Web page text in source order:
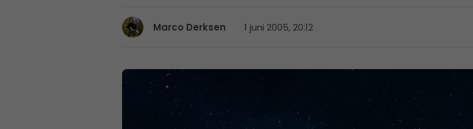
Marco Derksen 1 juni 2005, 20:12